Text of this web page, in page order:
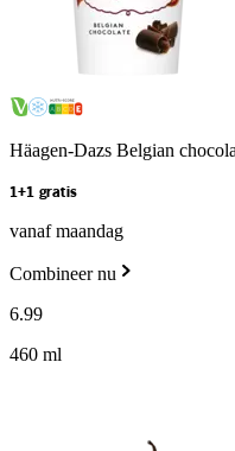
Häagen-Dazs Belgian
1+1 gratis
vanaf maandag
Combineer nu
6.99
460 ml